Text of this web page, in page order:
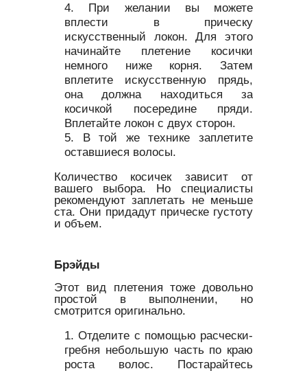
При желании вы можете
вплести в прическу
искусственный локон. Для этого
начинайте плетение косички
немного ниже корня. Затем
вплетите искусственную прядь,
она должна находиться за
косичкой посередине пряди.
Вплетайте локон с двух сторон.
В той же технике заплетите
оставшиеся волосы.
Количество косичек зависит от
вашего выбора. Но специалисты
рекомендуют заплетать не меньше
ста. Они придадут прическе густоту
и объем.
Брэйды
Этот вид плетения тоже довольно
простой в выполнении, но
смотрится оригинально.
Отделите с помощью расчески-
гребня небольшую часть по краю
роста волос. Постарайтесь